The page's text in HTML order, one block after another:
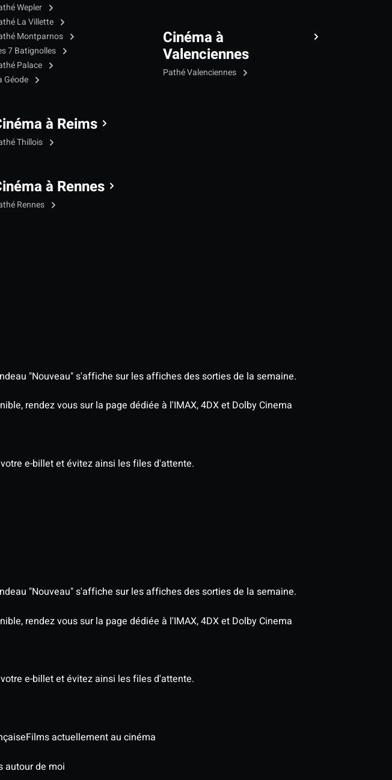
Wepler
La Villette
Montparnos
7 Batignolles
Palace
Géode
à Reims
Thillois
à Rennes
Rennes
Cinéma à
Valenciennes
Pathé Valenciennes
"Nouveau" s'affiche sur les affiches des sorties de la semaine.
rendez vous sur la page dédiée à l'IMAX, 4DX et Dolby Cinema
e-billet et évitez ainsi les files d'attente.
"Nouveau" s'affiche sur les affiches des sorties de la semaine.
rendez vous sur la page dédiée à l'IMAX, 4DX et Dolby Cinema
e-billet et évitez ainsi les files d'attente.
Films actuellement au cinéma
autour de moi